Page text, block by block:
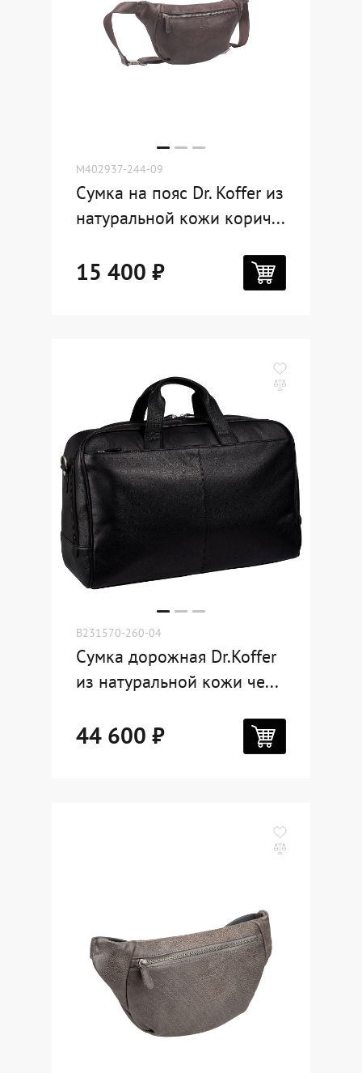
M402937-244-09
Сумка на пояс Dr. Koffer из
натуральной кожи корич...
15 400 ₽
B231570-260-04
Сумка дорожная Dr.Koffer
из натуральной кожи че...
44 600 ₽